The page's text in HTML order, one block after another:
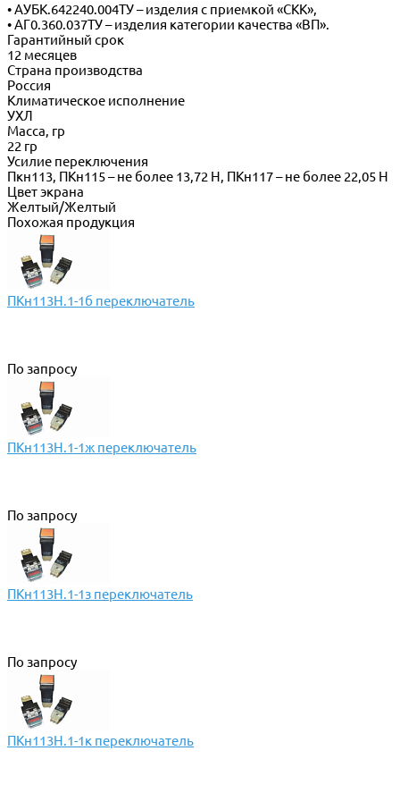
• АУБК.642240.004ТУ – изделия с приемкой «СКК»,
• АГ0.360.037ТУ – изделия категории качества «ВП».
Гарантийный срок
12 месяцев
Страна производства
Россия
Климатическое исполнение
УХЛ
Масса, гр
22 гр
Усилие переключения
Пкн113, ПКн115 – не более 13,72 Н, ПКн117 – не более 22,05 Н
Цвет экрана
Желтый/Желтый
Похожая продукция
ПКн113Н.1-1б переключатель
По запросу
ПКн113Н.1-1ж переключатель
По запросу
ПКн113Н.1-1з переключатель
По запросу
ПКн113Н.1-1к переключатель